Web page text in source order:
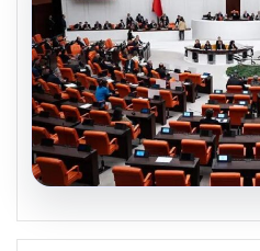
09.08.2026